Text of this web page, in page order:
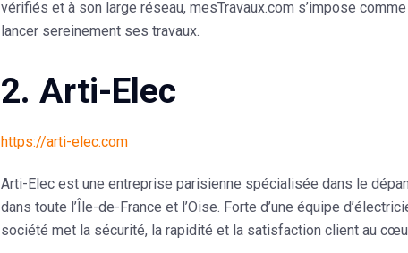
vérifiés et à son large réseau, mesTravaux.com s’impose
lancer sereinement ses travaux.
2. Arti-Elec
https://arti-elec.com
Arti-Elec est une entreprise parisienne spécialisée dans le
dans toute l’Île-de-France et l’Oise. Forte d’une équipe
société met la sécurité, la rapidité et la satisfaction client au